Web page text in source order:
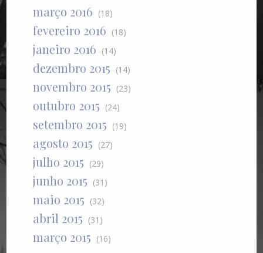
março 2016 (18)
fevereiro 2016 (18)
janeiro 2016 (14)
dezembro 2015 (14)
novembro 2015 (23)
outubro 2015 (24)
setembro 2015 (19)
agosto 2015 (27)
julho 2015 (29)
junho 2015 (31)
maio 2015 (32)
abril 2015 (31)
março 2015 (16)